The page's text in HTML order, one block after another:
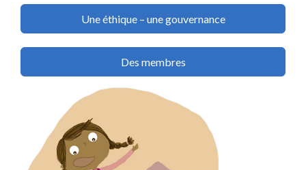
Une éthique – une gouvernance
Des membres